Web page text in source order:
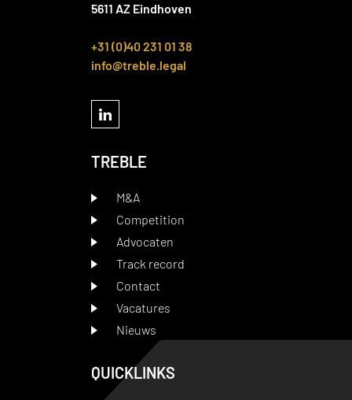
5611 AZ Eindhoven
+31 (0)40 231 01 38
info@treble.legal
TREBLE
M&A
Competition
Advocaten
Track record
Contact
Vacatures
Nieuws
QUICKLINKS